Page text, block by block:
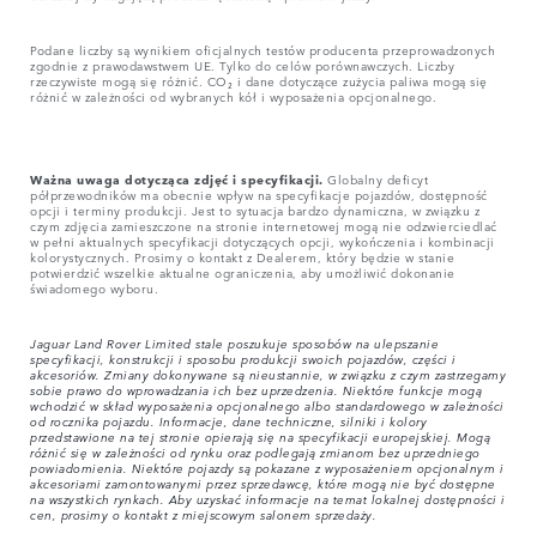
Podane liczby są wynikiem oficjalnych testów producenta przeprowadzonych
zgodnie z prawodawstwem UE. Tylko do celów porównawczych. Liczby
rzeczywiste mogą się różnić. CO₂ i dane dotyczące zużycia paliwa mogą się
różnić w zależności od wybranych kół i wyposażenia opcjonalnego.
Ważna uwaga dotycząca zdjęć i specyfikacji. Globalny deficyt
półprzewodników ma obecnie wpływ na specyfikacje pojazdów, dostępność
opcji i terminy produkcji. Jest to sytuacja bardzo dynamiczna, w związku z
czym zdjęcia zamieszczone na stronie internetowej mogą nie odzwierciedlać
w pełni aktualnych specyfikacji dotyczących opcji, wykończenia i kombinacji
kolorystycznych. Prosimy o kontakt z Dealerem, który będzie w stanie
potwierdzić wszelkie aktualne ograniczenia, aby umożliwić dokonanie
świadomego wyboru.
Jaguar Land Rover Limited stale poszukuje sposobów na ulepszanie
specyfikacji, konstrukcji i sposobu produkcji swoich pojazdów, części i
akcesoriów. Zmiany dokonywane są nieustannie, w związku z czym zastrzegamy
sobie prawo do wprowadzania ich bez uprzedzenia. Niektóre funkcje mogą
wchodzić w skład wyposażenia opcjonalnego albo standardowego w zależności
od rocznika pojazdu. Informacje, dane techniczne, silniki i kolory
przedstawione na tej stronie opierają się na specyfikacji europejskiej. Mogą
różnić się w zależności od rynku oraz podlegają zmianom bez uprzedniego
powiadomienia. Niektóre pojazdy są pokazane z wyposażeniem opcjonalnym i
akcesoriami zamontowanymi przez sprzedawcę, które mogą nie być dostępne
na wszystkich rynkach. Aby uzyskać informacje na temat lokalnej dostępności i
cen, prosimy o kontakt z miejscowym salonem sprzedaży.